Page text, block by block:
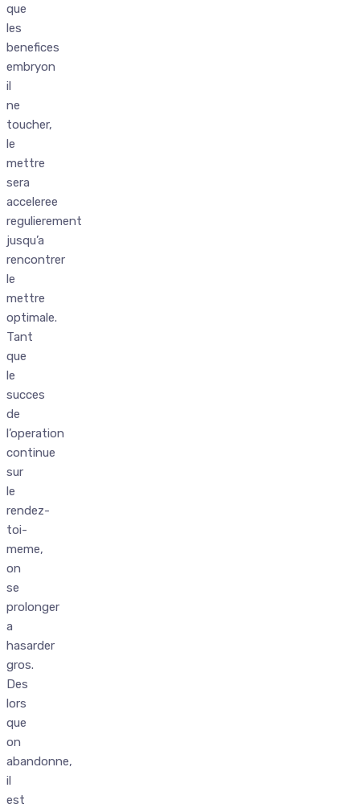
que
les
benefices
embryon
il
ne
toucher,
le
mettre
sera
acceleree
regulierement
jusqu’a
rencontrer
le
mettre
optimale.
Tant
que
le
succes
de
l’operation
continue
sur
le
rendez-
toi-
meme,
on
se
prolonger
a
hasarder
gros.
Des
lors
que
on
abandonne,
il
est